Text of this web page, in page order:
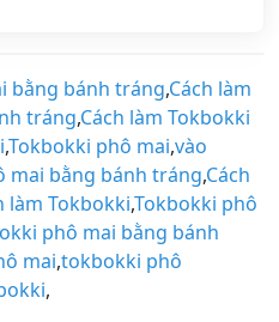
bằng bánh tráng,Cách làm
tráng,Cách làm Tokbokki
,Tokbokki phô mai,vào
mai bằng bánh tráng,Cách
làm Tokbokki,Tokbokki phô
phô mai bằng bánh
mai,tokbokki phô
,